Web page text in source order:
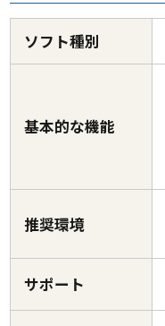
ソフト種別
基本的な機能
推奨環境
サポート